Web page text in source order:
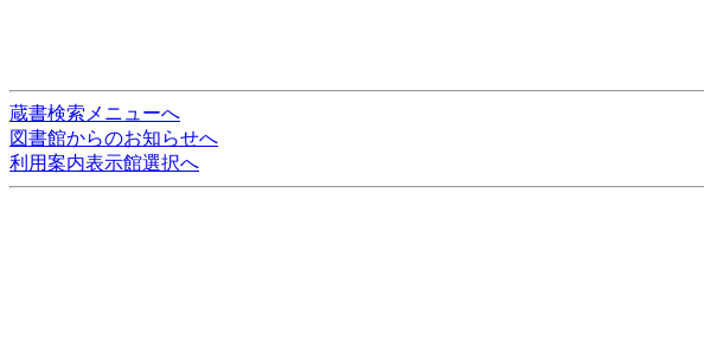
蔵書検索メニューへ
図書館からのお知らせへ
利用案内表示館選択へ